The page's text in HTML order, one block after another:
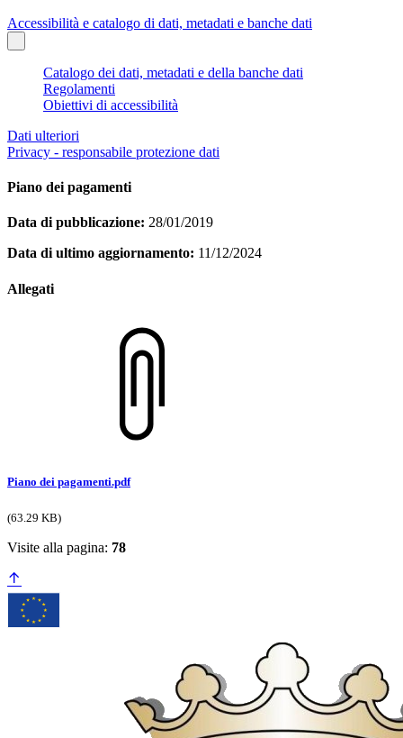
Accessibilità e catalogo di dati, metadati e banche dati
Catalogo dei dati, metadati e della banche dati
Regolamenti
Obiettivi di accessibilità
Dati ulteriori
Privacy - responsabile protezione dati
Piano dei pagamenti
Data di pubblicazione: 28/01/2019
Data di ultimo aggiornamento: 11/12/2024
Allegati
Piano dei pagamenti.pdf
(63.29 KB)
Visite alla pagina: 78